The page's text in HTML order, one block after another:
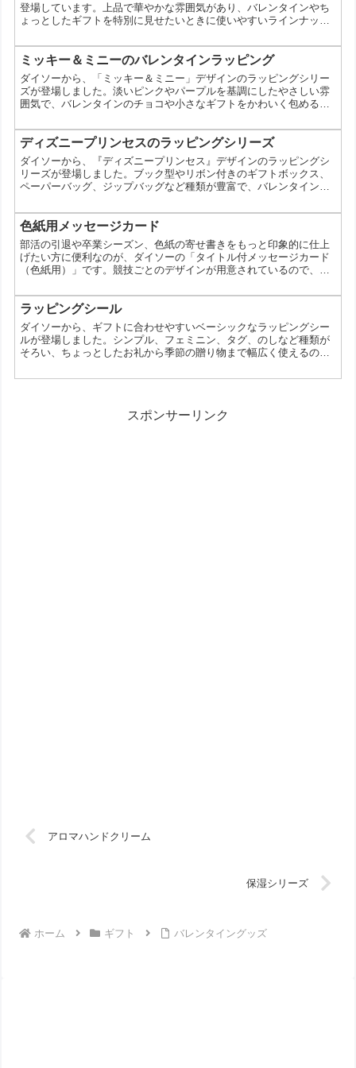
登場しています。上品で華やかな雰囲気があり、バレンタインやち
ょっとしたギフトを特別に見せたいときに使いやすいラインナップ
わせて選びやすいのも魅力です。『わんわん物語』デザインのラッ
ピングシリーズとは今回のシリーズは、ディズニー作品『わんわん
物語』の世界観を生かしたラッピングアイテムです。コメント欄で
も「❤️❤️❤️❤️❤️❤️❤️❤️かわいすぎる❤️レディち...
ミッキー＆ミニーのバレンタインラッピング
ダイソーから、「ミッキー＆ミニー」デザインのラッピングシリー
ズが登場しました。淡いピンクやパープルを基調にしたやさしい雰
囲気で、バレンタインのチョコや小さなギフトをかわいく包めるア
インナップになっています。「ミッキー＆ミニー」デザインのラッ
ピングシリーズとは今回のシリーズは、ミッキー＆ミニーの世界観
を生かしたラッピング用品がそろうのが特徴です。バッグ、ペーパ
ーバッグ、ギフトボックス、シール、マスキングテープなど、包
む...
ディズニープリンセスのラッピングシリーズ
ダイソーから、『ディズニープリンセス』デザインのラッピングシ
リーズが登場しました。ブック型やリボン付きのギフトボックス、
ペーパーバッグ、ジップバッグなど種類が豊富で、バレンタインの
るので、見た目にこだわりたい人にも使いやすいラインナップで
す。ディズニープリンセスのラッピングシリーズとは今回のシリー
ズは、『ディズニープリンセス』をモチーフにしたラッピングアイ
テムをまとめたものです。ギフトボックス、バッグ、タグ、シール
バ...
色紙用メッセージカード
部活の引退や卒業シーズン、色紙の寄せ書きをもっと印象的に仕上
げたい方に便利なのが、ダイソーの「タイトル付メッセージカード
（色紙用）」です。競技ごとのデザインが用意されているので、シ
しっかり伝えたい場面で活躍するアイテムです。 どんなアイテム？
競技別デザインが魅力の寄せ書きカード この商品は、色紙に貼って
使う小さなメッセージカードです。タイトル付きなので、寄せ書き
全体にテーマ感が出しやすく、部活ごとの雰囲気に合わせたデ...
ラッピングシール
ダイソーから、ギフトに合わせやすいベーシックなラッピングシー
ルが登場しました。シンプル、フェミニン、タグ、のしなど種類が
そろい、ちょっとしたお礼から季節の贈り物まで幅広く使えるのが
整えやすいアイテムです。ベーシックに使えるラッピングシールと
ど、ひと手間かけた印象にしたいときに活躍します。シンプル系
スポンサーリンク
アロマハンドクリーム
保湿シリーズ
ホーム ギフト バレンタイングッズ